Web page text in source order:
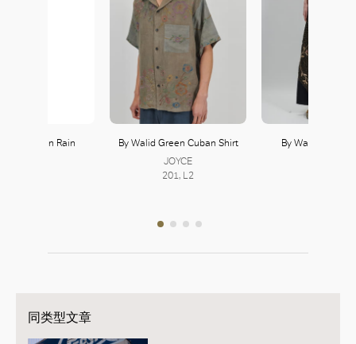
Wadden Rain
By Walid Green Cuban Shirt
JOYCE
201, L2
By Walid Gusti
同类型文章